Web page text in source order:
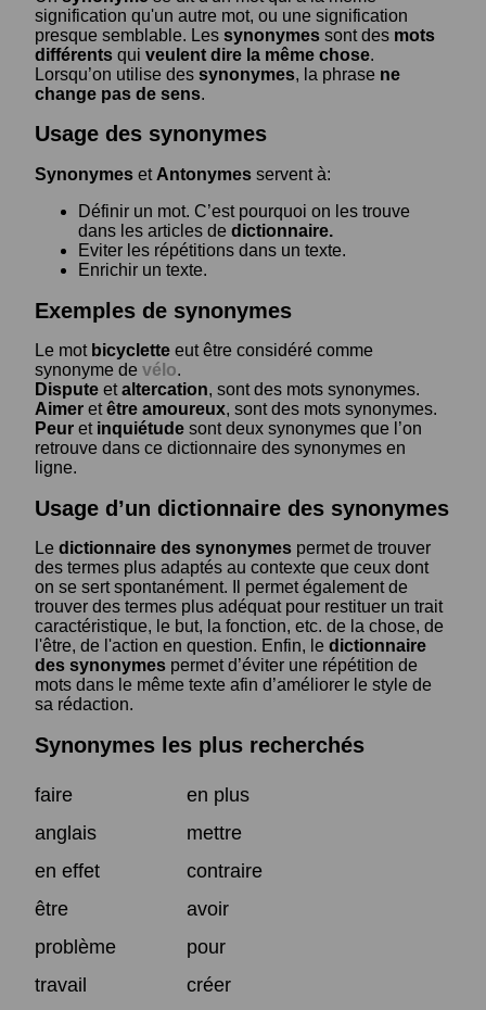
signification qu'un autre mot, ou une signification
presque semblable. Les synonymes sont des mots
différents qui veulent dire la même chose.
Lorsqu’on utilise des synonymes, la phrase ne
change pas de sens.
Usage des synonymes
Synonymes et Antonymes servent à:
Définir un mot. C’est pourquoi on les trouve
dans les articles de dictionnaire.
Eviter les répétitions dans un texte.
Enrichir un texte.
Exemples de synonymes
Le mot bicyclette eut être considéré comme
synonyme de vélo.
Dispute etaltercation, sont des mots synonymes.
Aimer etêtre amoureux, sont des mots synonymes.
Peur et inquiétude sont deux synonymes que l’on
retrouve dans ce dictionnaire des synonymes en
ligne.
Usage d’un dictionnaire des synonymes
Le dictionnaire des synonymes permet de trouver
des termes plus adaptés au contexte que ceux dont
on se sert spontanément. Il permet également de
trouver des termes plus adéquat pour restituer un trait
caractéristique, le but, la fonction, etc. de la chose, de
l'être, de l'action en question. Enfin, le dictionnaire
des synonymes permet d’éviter une répétition de
mots dans le même texte afin d’améliorer le style de
sa rédaction.
Synonymes les plus recherchés
faire
en plus
anglais
mettre
en effet
contraire
être
avoir
problème
pour
travail
créer